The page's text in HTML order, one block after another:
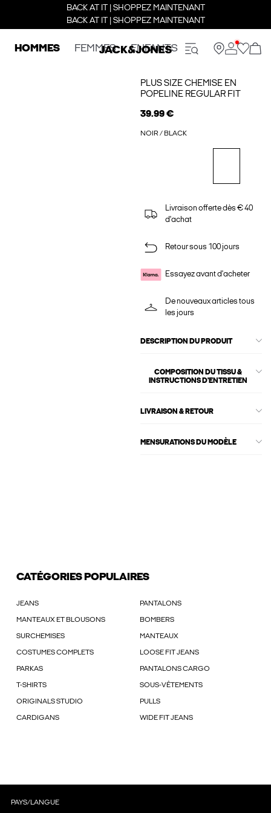
BACK AT IT | SHOPPEZ MAINTENANT
BACK AT IT | SHOPPEZ MAINTENANT
HOMMES FEMMES ENFANTS
PLUS SIZE CHEMISE EN
POPELINE REGULAR FIT
39.99 €
NOIR / BLACK
Livraison offerte dès € 40
d'achat
Retour sous 100 jours
Essayez avant d'acheter
De nouveaux articles tous
les jours
DESCRIPTION DU PRODUIT
COMPOSITION DU TISSU &
INSTRUCTIONS D'ENTRETIEN
LIVRAISON & RETOUR
MENSURATIONS DU MODÈLE
CATÉGORIES POPULAIRES
JEANS PANTALONS
MANTEAUX ET BLOUSONS BOMBERS
SURCHEMISES MANTEAUX
COSTUMES COMPLETS LOOSE FIT JEANS
PARKAS PANTALONS CARGO
T-SHIRTS SOUS-VÊTEMENTS
ORIGINALS STUDIO PULLS
CARDIGANS WIDE FIT JEANS
PAYS/LANGUE